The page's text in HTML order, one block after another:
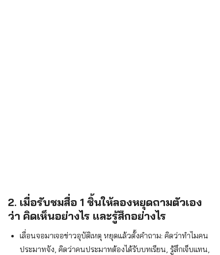
2. เมื่อรับชมสื่อ 1 ชิ้นให้ลองหยุดถามตัวเอง
ว่า คิดเห็นอย่างไร และรู้สึกอย่างไร
เลื่อนจอมาเจอข่าวอุบัติเหตุ หยุดแล้วตั้งคำถาม: คิดว่าทำไมคน
ประมาทจัง, คิดว่าคนประมาทต้องได้รับบทเรียน, รู้สึกเจ็บแทน,